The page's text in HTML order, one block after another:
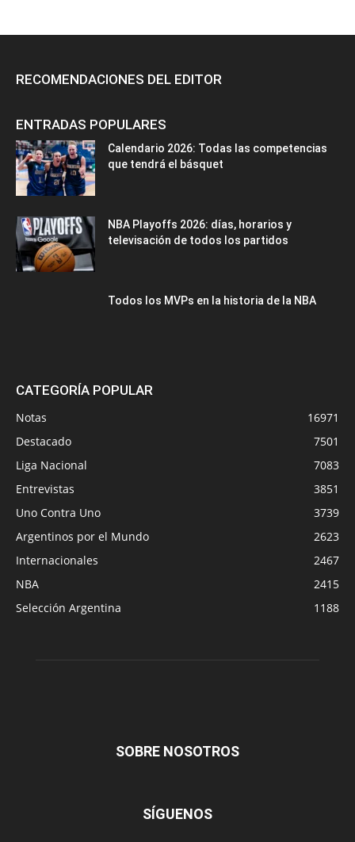
RECOMENDACIONES DEL EDITOR
ENTRADAS POPULARES
Calendario 2026: Todas las competencias
que tendrá el básquet
NBA Playoffs 2026: días, horarios y
televisación de todos los partidos
Todos los MVPs en la historia de la NBA
CATEGORÍA POPULAR
Notas
16971
Destacado
7501
Liga Nacional
7083
Entrevistas
3851
Uno Contra Uno
3739
Argentinos por el Mundo
2623
Internacionales
2467
NBA
2415
Selección Argentina
1188
SOBRE NOSOTROS
SÍGUENOS